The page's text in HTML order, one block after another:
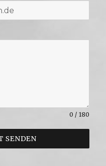
0 / 180
SENDEN